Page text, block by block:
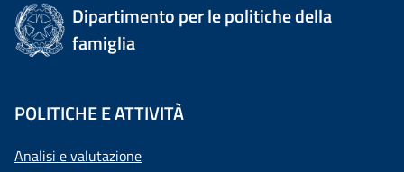
Dipartimento per le politiche della
famiglia
POLITICHE E ATTIVITÀ
Analisi e valutazione